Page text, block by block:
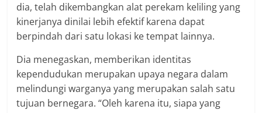
dia, telah dikembangkan alat perekam keliling yang
kinerjanya dinilai lebih efektif karena dapat
berpindah dari satu lokasi ke tempat lainnya.
Dia menegaskan, memberikan identitas
kependudukan merupakan upaya negara dalam
melindungi warganya yang merupakan salah satu
tujuan bernegara. “Oleh karena itu, siapa yang